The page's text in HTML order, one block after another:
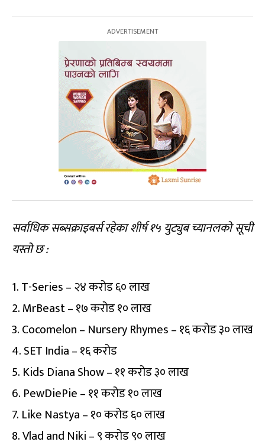
सर्वाधिक सब्सक्राइबर्स रहेका शीर्ष १५ युट्युब च्यानलको सूची
यस्तो छ :
1. T-Series – २४ करोड ६० लाख
2. MrBeast – १७ करोड १० लाख
3. Cocomelon – Nursery Rhymes – १६ करोड ३० लाख
4. SET India – १६ करोड
5. Kids Diana Show – ११ करोड ३० लाख
6. PewDiePie – ११ करोड १० लाख
7. Like Nastya – १० करोड ६० लाख
8. Vlad and Niki – ९ करोड ९० लाख